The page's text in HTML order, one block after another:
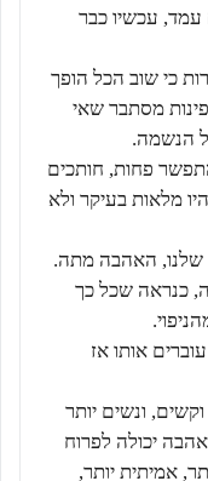
עכשיו כבר
כי שוב הכל הופך
מסתבר שאי
הנשמה.
פחות, חותכים
מלאות בעיקר ולא
שלנו, האהבה מתה.
כנראה שכל כך
אותו אז
ונשים יותר
יכולה לפרוח
אמיתית יותר,